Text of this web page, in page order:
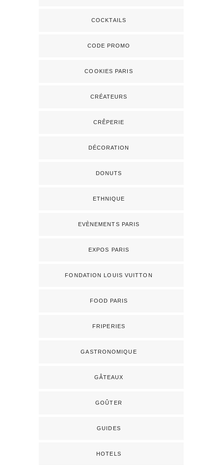
COCKTAILS
CODE PROMO
COOKIES PARIS
CRÉATEURS
CRÊPERIE
DÉCORATION
DONUTS
ETHNIQUE
EVÈNEMENTS PARIS
EXPOS PARIS
FONDATION LOUIS VUITTON
FOOD PARIS
FRIPERIES
GASTRONOMIQUE
GÂTEAUX
GOÛTER
GUIDES
HOTELS